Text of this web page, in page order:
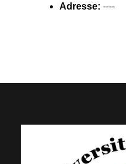
Adresse: ----